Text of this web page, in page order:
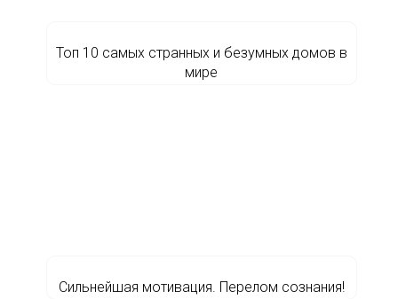
Топ 10 cамых странных и безумных домов в
мире
Сильнейшая мотивация. Перелом сознания!